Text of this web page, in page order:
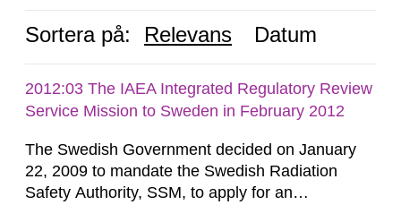
Sortera på: Relevans Datum
2012:03 The IAEA Integrated Regulatory Review
Service Mission to Sweden in February 2012
The Swedish Government decided on January
22, 2009 to mandate the Swedish Radiation
Safety Authority, SSM, to apply for an